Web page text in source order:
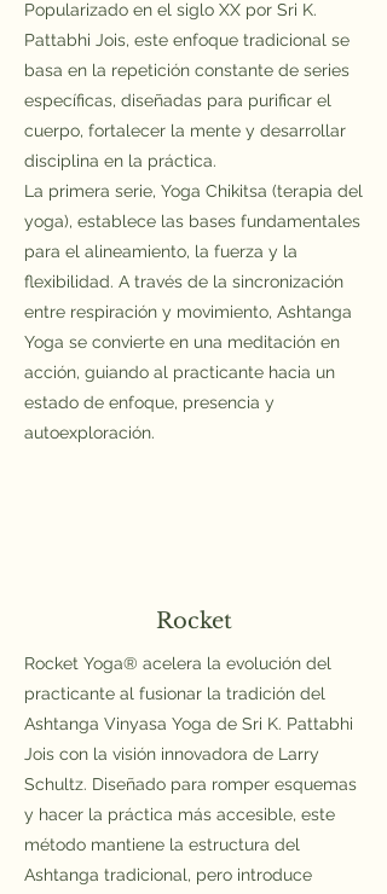
experimentar el verdadero gozo y
plenitud.
Creamos un espacio acogedor y lleno de
energía positiva, donde cada sesión es
una invitación a conectar contigo mismo,
con la tradición y con otros practicantes.
Nos enfocamos en construir una
comunidad inspiradora que integre la
fuerza de la tradición con la creatividad
moderna, guiándote en tu camino hacia el
bienestar físico, mental y espiritual.
Popularizado en el siglo XX por Sri K.
Pattabhi Jois, este enfoque tradicional se
basa en la repetición constante de series
específicas, diseñadas para purificar el
cuerpo, fortalecer la mente y desarrollar
disciplina en la práctica.
La primera serie, Yoga Chikitsa (terapia del
yoga), establece las bases fundamentales
para el alineamiento, la fuerza y la
flexibilidad. A través de la sincronización
entre respiración y movimiento, Ashtanga
Yoga se convierte en una meditación en
acción, guiando al practicante hacia un
estado de enfoque, presencia y
autoexploración.
Rocket
Rocket Yoga® acelera la evolución del
practicante al fusionar la tradición del
Ashtanga Vinyasa Yoga de Sri K. Pattabhi
Jois con la visión innovadora de Larry
Schultz. Diseñado para romper esquemas
y hacer la práctica más accesible, este
método mantiene la estructura del
Ashtanga tradicional, pero introduce